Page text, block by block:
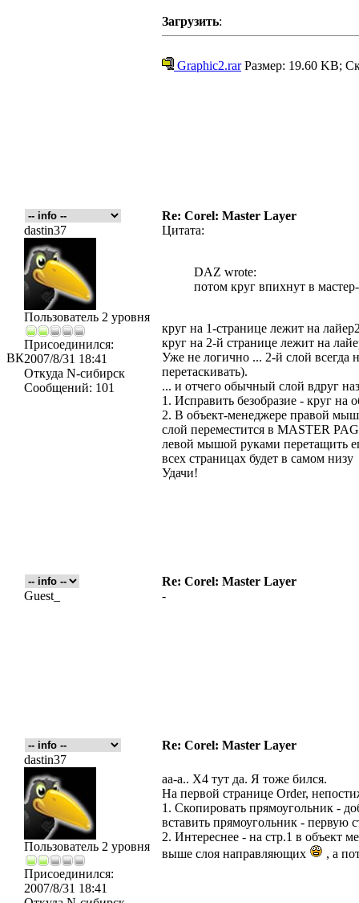
ВК
Загрузить:
Graphic2.rarРазмер: 19.60 KB;
Re: Corel: Master Layer
dastin37
Пользователь 2 уровня
Присоединился:
2007/8/31 18:41
Откуда N-сибирск
Сообщений: 101
Цитата:
DAZ wrote:
потом круг впихнут в
круг на 1-странице лежит на
круг на 2-й странице лежит на
Уже не логично ... 2-й слой всегда
перетаскивать).
... и отчего обычный слой вдруг
1. Исправить безобразие - круг на
2. В объект-менеджере правой
слой переместится в MASTER
левой мышой руками перетащить
всех страницах будет в самом низу
Удачи!
Re: Corel: Master Layer
Guest_
-
Re: Corel: Master Layer
dastin37
Пользователь 2 уровня
Присоединился:
2007/8/31 18:41
аа-а.. Х4 тут да. Я тоже бился.
На первой странице Order,
1. Скопировать прямоугольник -
вставить прямоугольник - первую
2. Интереснее - на стр.1 в объект
выше слоя направляющих
, а